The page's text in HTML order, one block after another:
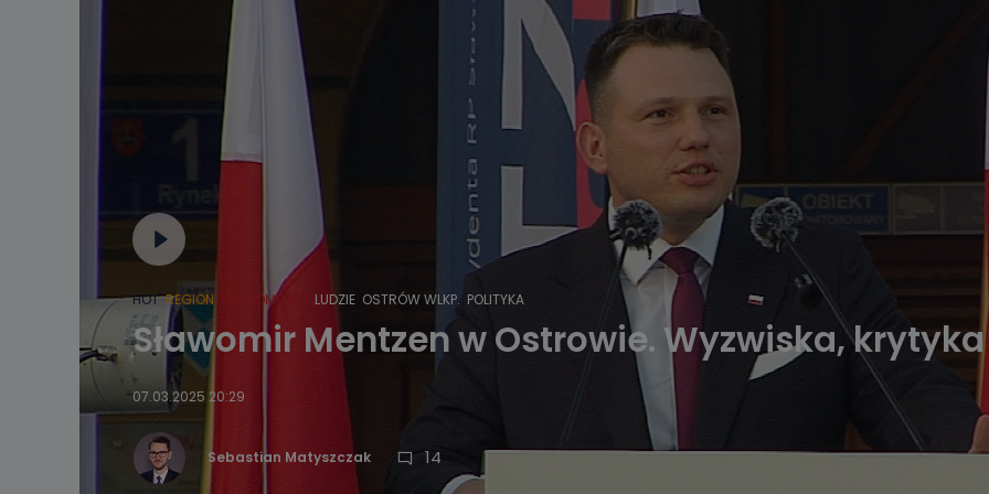
HOT REGION WIADOMOŚCI LUDZIE OSTRÓW WLKP. POLITYKA
Sławomir Mentzen w Ostrowie. Wyzwiska,
07.03.2025 20:29
Sebastian Matyszczak 14